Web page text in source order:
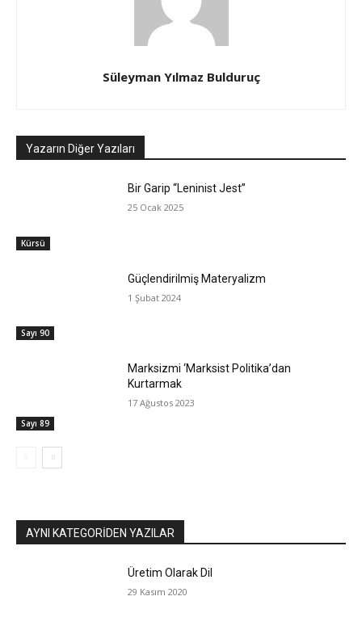
Süleyman Yılmaz Bulduruç
Yazarın Diğer Yazıları
Kürsü
Bir Garip “Leninist Jest”
25 Ocak 2025
Sayı 90
Güçlendirilmiş Materyalizm
1 Şubat 2024
Sayı 89
Marksizmi ‘Marksist Politika’dan
Kurtarmak
17 Ağustos 2023
AYNI KATEGORIDEN YAZILAR
Üretim Olarak Dil
29 Kasım 2020